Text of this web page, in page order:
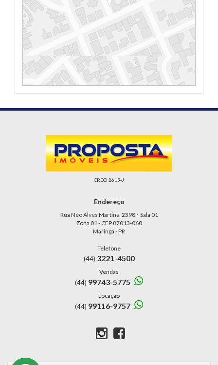
CRECI 2619-J
Endereço
Rua Néo Alves Martins, 2398 - Sala 01
Zona 01 - CEP 87013-060
Maringá - PR
Telefone
(44) 3221-4500
Vendas
(44) 99743-5775
Locação
(44) 99116-9757